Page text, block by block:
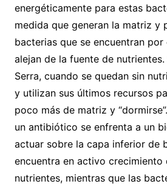
energéticamente para estas
medida que generan la matriz y
bacterias que se encuentran
alejan de la fuente de
Serra, cuando se quedan sin
y utilizan sus últimos recursos
poco más de matriz y
un antibiótico se enfrenta a un
actuar sobre la capa inferior de
encuentra en activo crecimiento
nutrientes, mientras que las